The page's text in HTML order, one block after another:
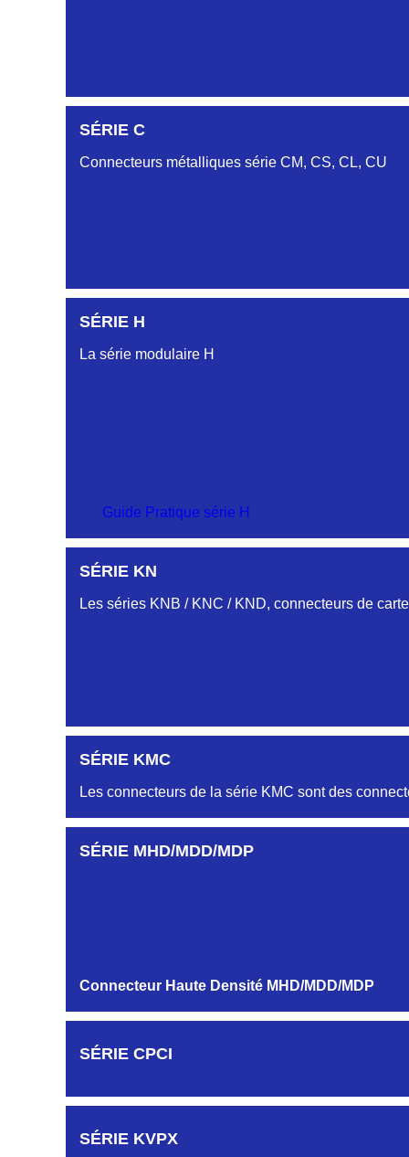
SÉRIE DA
SÉRIE C
Connecteurs métalliques série CM, CS, CL, CU
SÉRIE CL
SÉRIE H
La série modulaire H
Guide Pratique série H
PROFILS HC-HJ
Embases et fiches simple rangée.
PROFILS HL-HM
Embase et Fiche double rangées
AUTRES PROFILS HB-HG-HK-HR...
SÉRIE KN
Les séries KNB / KNC / KND, connecteurs de
SÉRIE KMC
Les connecteurs de la série KMC sont des
SÉRIE MHD/MDD/MDP
Connecteur Haute Densité MHD/MDD/MDP
SÉRIE CPCI
SÉRIE KVPX